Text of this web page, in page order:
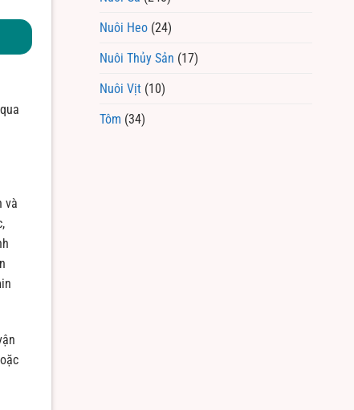
và
Nuôi Heo (24)
Nuôi Thủy Sản (17)
Nuôi Vịt (10)
Tôm (34)